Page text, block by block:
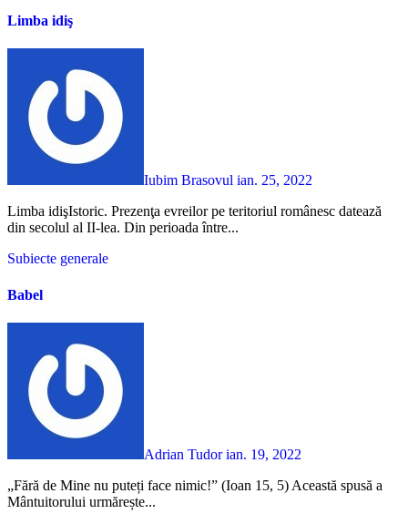
Limba idiş
Iubim Brasovul ian. 25, 2022
Limba idişIstoric. Prezenţa evreilor pe teritoriul românesc datează
din secolul al II-lea. Din perioada între...
Subiecte generale
Babel
Adrian Tudorian. 19, 2022
„Fără de Mine nu puteți face nimic!” (Ioan 15, 5) Această spusă a
Mântuitorului urmărește...